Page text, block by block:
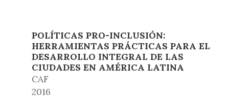
POLÍTICAS PRO-INCLUSIÓN:
HERRAMIENTAS PRÁCTICAS PARA EL
DESARROLLO INTEGRAL DE LAS
CIUDADES EN AMÉRICA LATINA
CAF
2016